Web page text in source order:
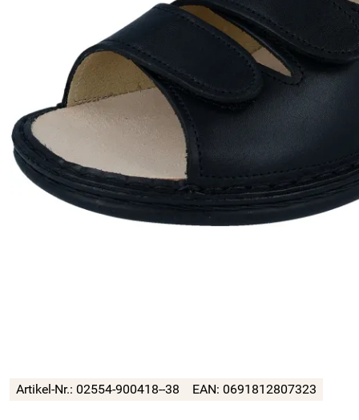
Artikel-Nr.: 02554-900418--38 EAN: 0691812807323